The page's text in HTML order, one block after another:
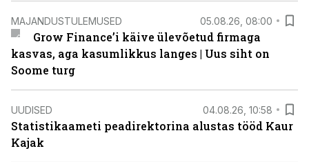
MAJANDUSTULEMUSED 05.08.26, 08:00
Grow Finance’i käive ülevõetud firmaga
kasvas, aga kasumlikkus langes | Uus siht on
Soome turg
UUDISED 04.08.26, 10:58
Statistikaameti peadirektorina alustas tööd Kaur
Kajak